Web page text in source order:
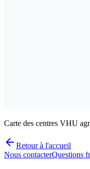
Carte des centres VHU
Retour à l'accueil
Nous contacterQuestions